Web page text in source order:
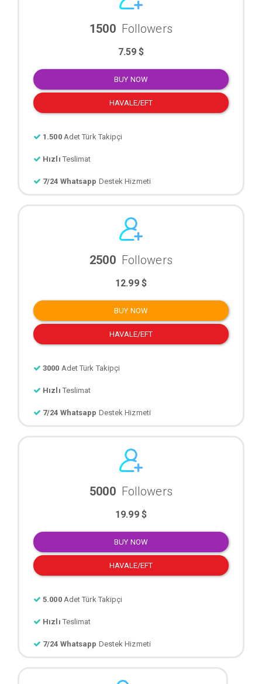
1500 Followers
7.59 $
BUY NOW
HAVALE/EFT
1.500 Adet Türk Takipçi
Hızlı Teslimat
7/24 Whatsapp Destek Hizmeti
2500 Followers
12.99 $
BUY NOW
HAVALE/EFT
3000 Adet Türk Takipçi
Hızlı Teslimat
7/24 Whatsapp Destek Hizmeti
5000 Followers
19.99 $
BUY NOW
HAVALE/EFT
5.000 Adet Türk Takipçi
Hızlı Teslimat
7/24 Whatsapp Destek Hizmeti